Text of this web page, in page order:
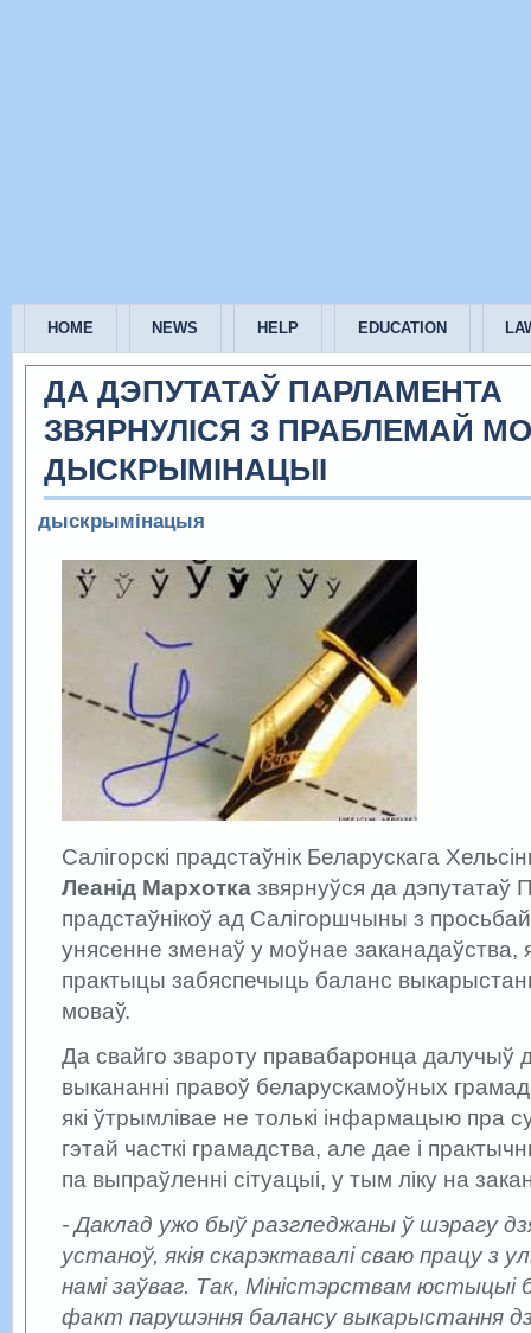
HOME NEWS HELP EDUCATION
ДА ДЭПУТАТАЎ ПАРЛАМЕНТА
ЗВЯРНУЛІСЯ З ПРАБЛЕМАЙ
ДЫСКРЫМІНАЦЫІ
дыскрымінацыя
Салігорскі прадстаўнік Беларускага
Леанід Мархотка звярнуўся да дэпутатаў
прадстаўнікоў ад Салігоршчыны з просьбай
унясенне зменаў у моўнае заканадаўства,
практыцы забяспечыць баланс
моваў.
Да свайго звароту правабаронца далучыў
выкананні правоў беларускамоўных
які ўтрымлівае не толькі інфармацыю пра
гэтай часткі грамадства, але дае і
па выпраўленні сітуацыі, у тым ліку на
- Даклад ужо быў разгледжаны ў шэрагу
устаноў, якія скарэктавалі сваю працу з
намі заўваг. Так, Міністэрствам юстыцыі
факт парушэння балансу выкарыстання